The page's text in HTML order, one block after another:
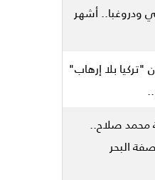
ودروغبا.. أشهر
بلا إرهاب"
صلاح..
البحر